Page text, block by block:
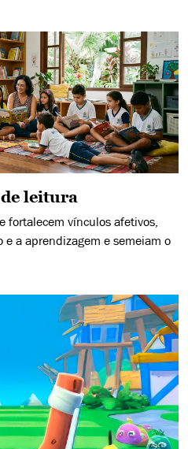
leitura
fortalecem vínculos afetivos,
a aprendizagem e semeiam o